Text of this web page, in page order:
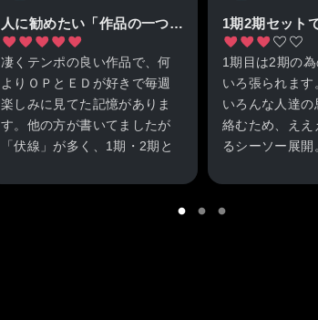
人に勧めたい「作品の一つ」です。(^▽^)/
凄くテンポの良い作品で、何
よりＯＰとＥＤが好きで毎週
楽しみに見てた記憶がありま
す。他の方が書いてましたが
「伏線」が多く、1期・2期と
です。そして二期を見終わる
1期2期セット
1期目は2期の
いろ張られます
いろんな人達の
絡むため、ええ
るシーソー展開
ー展開が遅いの
られます。